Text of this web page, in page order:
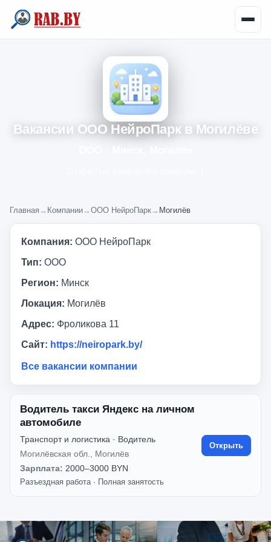
Вакансии ООО НейроПарк в Могилёве
Главная → Компании→ ООО НейроПарк→ Могилёв
Компания: ООО НейроПарк
Тип: ООО
Регион: Минск
Локация: Могилёв
Адрес: Фроликова 11
Сайт: https://neiropark.by/
Все вакансии компании
Водитель такси Яндекс на личном
автомобиле
Транспорт и логистика · Водитель
Могилёвская обл., Могилёв
Зарплата: 2000–3000 BYN
Разъездная работа · Полная занятость
Открыть